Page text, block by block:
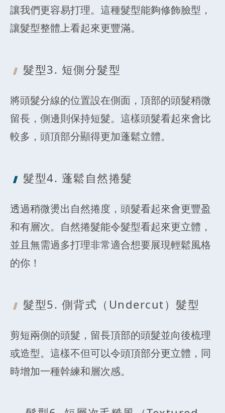
讓我們更容易打理。這種髮型能夠修飾臉型，
讓髮型整體上看起來更豐滿。
髮型3. 短側分髮型
將頭髮分線的位置設在側面，頂部的頭髮稍微
留長，側邊則保持短髮。這樣頭髮看起來會比
較多，頭頂部分顯得更加蓬鬆立體。
髮型4. 蓬鬆 自然捲髮
透過稍微燙出自然捲度，頭髮看起來會更豐盈
和有層次。自然捲髮能令髮型看起來更立體，
並且無需過多打理非常適合想要展現輕鬆風格
的你！
髮型5. 側背式（Undercut）髮型
剪短兩側的頭髮，留長頂部的頭髮並向後梳理
或造型。這樣不但可以令頭頂部分更立體，同
時增加一種幹練和層次感。